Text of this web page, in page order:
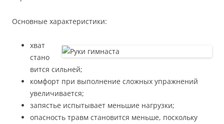
Основные характеристики:
хват
стано
вится сильней;
комфорт при выполнение сложных упражнений
увеличивается;
запястье испытывает меньшие нагрузки;
опасность травм становится меньше, поскольку